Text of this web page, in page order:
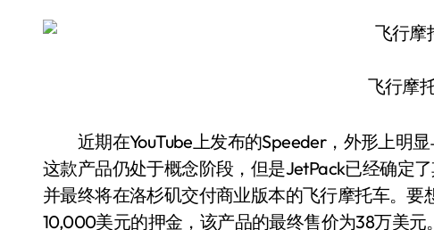
飞行摩
近期在YouTube上发布的Speeder，外形上明
这款产品仍处于概念阶段，但是JetPack已经确定
并最终将在洛杉矶交付商业版本的飞行摩托车。
10,000美元的押金，该产品的最终售价为38万美